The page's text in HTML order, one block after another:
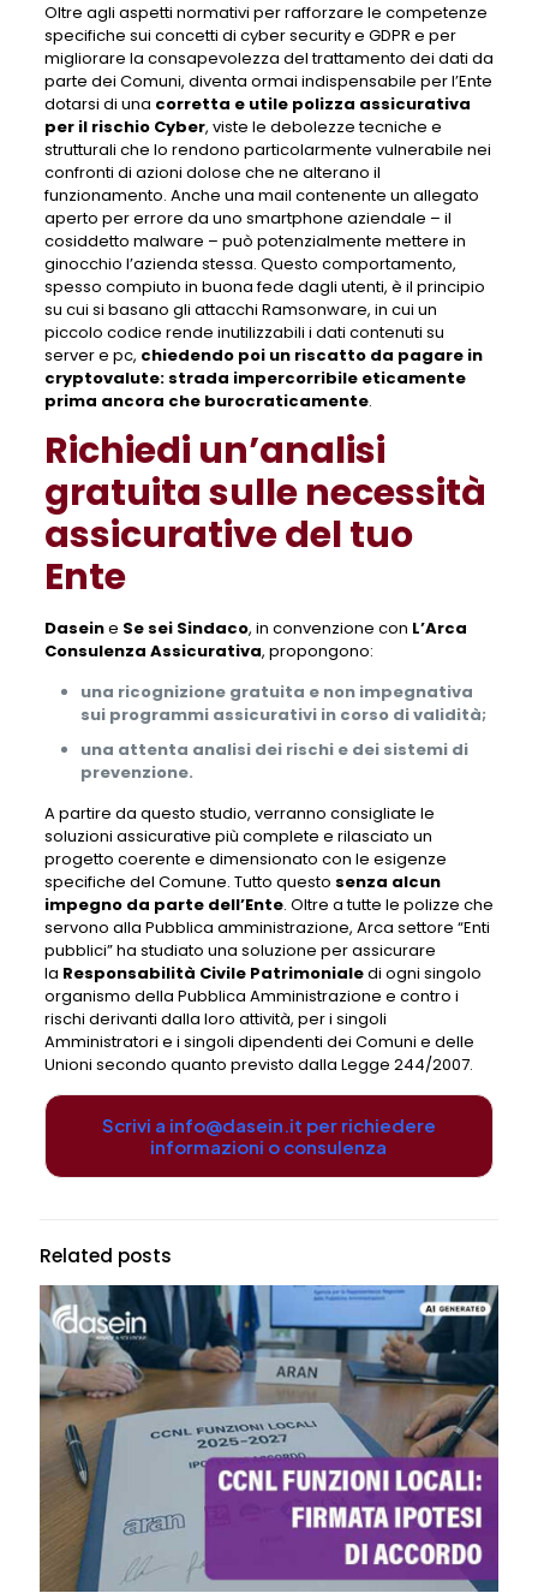
Oltre agli aspetti normativi per rafforzare le competenze
specifiche sui concetti di cyber security e GDPR e per
migliorare la consapevolezza del trattamento dei dati da
parte dei Comuni, diventa ormai indispensabile per l’Ente
dotarsi di una corretta e utile polizza assicurativa
per il rischio Cyber, viste le debolezze tecniche e
strutturali che lo rendono particolarmente vulnerabile nei
confronti di azioni dolose che ne alterano il
funzionamento. Anche una mail contenente un allegato
aperto per errore da uno smartphone aziendale – il
cosiddetto malware – può potenzialmente mettere in
ginocchio l’azienda stessa. Questo comportamento,
spesso compiuto in buona fede dagli utenti, è il principio
su cui si basano gli attacchi Ramsonware, in cui un
piccolo codice rende inutilizzabili i dati contenuti su
server e pc, chiedendo poi un riscatto da pagare in
cryptovalute: strada impercorribile eticamente
prima ancora che burocraticamente.
Richiedi un’analisi
gratuita sulle necessità
assicurative del tuo
Ente
Daseine Se sei Sindaco, in convenzione con L’Arca
Consulenza Assicurativa, propongono:
una ricognizione gratuita e non impegnativa
sui programmi assicurativi in corso di validità;
una attenta analisi dei rischi e dei sistemi di
prevenzione.
A partire da questo studio, verranno consigliate le
soluzioni assicurative più complete e rilasciato un
progetto coerente e dimensionato con le esigenze
specifiche del Comune. Tutto questo senza alcun
impegno da parte dell’Ente. Oltre a tutte le polizze che
servono alla Pubblica amministrazione, Arca settore “Enti
pubblici” ha studiato una soluzione per assicurare
la Responsabilità Civile Patrimonialedi ogni singolo
organismo della Pubblica Amministrazione e contro i
rischi derivanti dalla loro attività, per i singoli
Amministratori e i singoli dipendenti dei Comuni e delle
Unioni secondo quanto previsto dalla Legge 244/2007.
Scrivi a info@dasein.it per richiedere
informazioni o consulenza
Related posts